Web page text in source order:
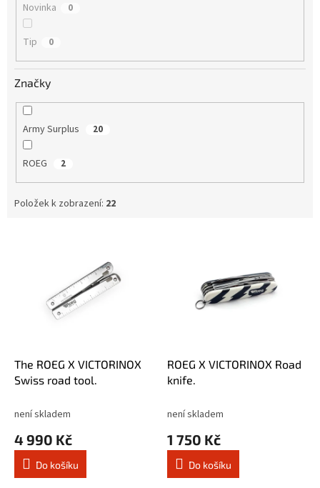
Novinka 0
Tip 0
Značky
Army Surplus 20
ROEG 2
Položek k zobrazení: 22
The ROEG X VICTORINOX
Swiss road tool.
není skladem
4 990 Kč
Do košíku
ROEG X VICTORINOX Road
knife.
není skladem
1 750 Kč
Do košíku